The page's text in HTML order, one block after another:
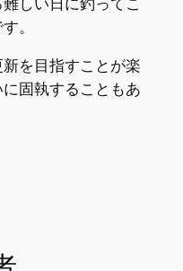
しい日に釣ってこ
。
を目指すことが楽
固執することもあ